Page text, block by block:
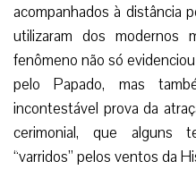
acompanhados à distância
utilizaram dos modernos
fenômeno não só
pelo Papado, mas
incontestável prova da
cerimonial, que alguns
“varridos” pelos ventos da